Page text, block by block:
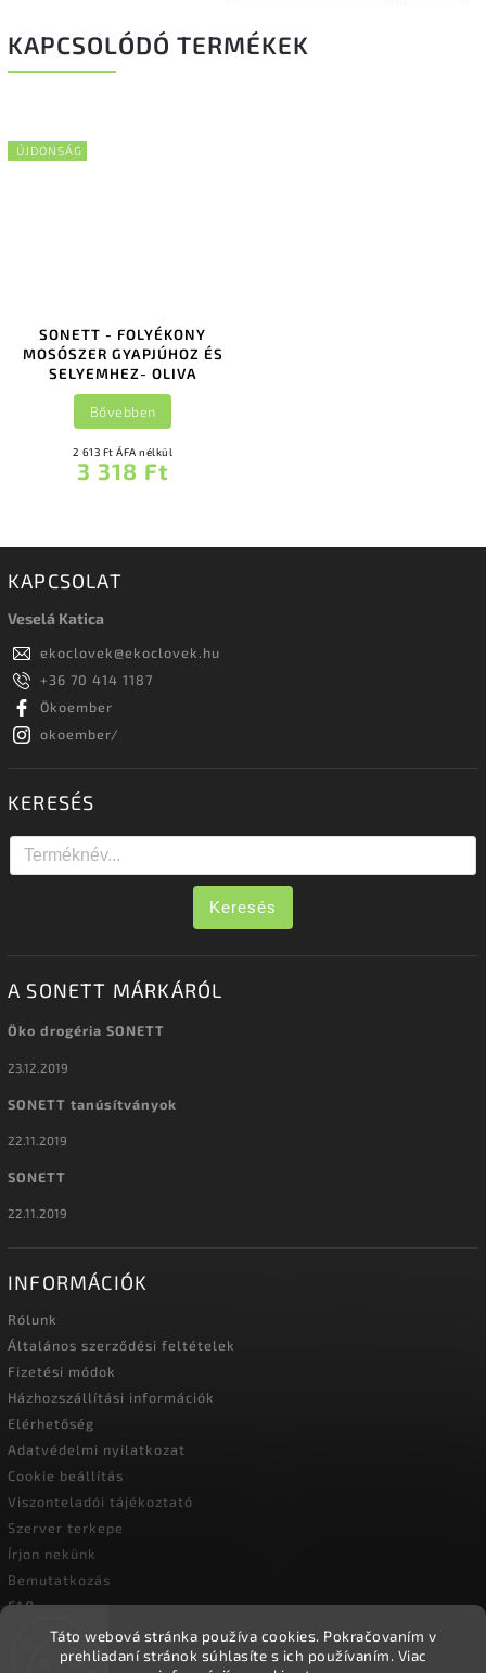
Táto webová stránka používa cookies. Pokračovaním v
prehliadaní stránok súhlasíte s ich používaním. Viac
KAPCSOLÓDÓ TERMÉKEK
ÚJDONSÁG
SONETT - FOLYÉKONY
MOSÓSZER GYAPJÚHOZ ÉS
SELYEMHEZ- OLIVA
2 613 Ft ÁFA nélkül
3 318 Ft
Bővebben
KAPCSOLAT
Veselá Katica
ekoclovek@ekoclovek.hu
+36 70 414 1187
Ökoember
okoember/
KERESÉS
Keresés
A SONETT MÁRKÁRÓL
Öko drogéria SONETT
23.12.2019
SONETT tanúsítványok
22.11.2019
SONETT
22.11.2019
INFORMÁCIÓK
Rólunk
Általános szerződési feltételek
Fizetési módok
Házhozszállítási információk
Elérhetőség
Adatvédelmi nyilatkozat
Cookie beállítás
Viszonteladói tájékoztató
Szerver terkepe
Írjon nekünk
Bemutatkozás
FAQ
Vásárlási útmutató